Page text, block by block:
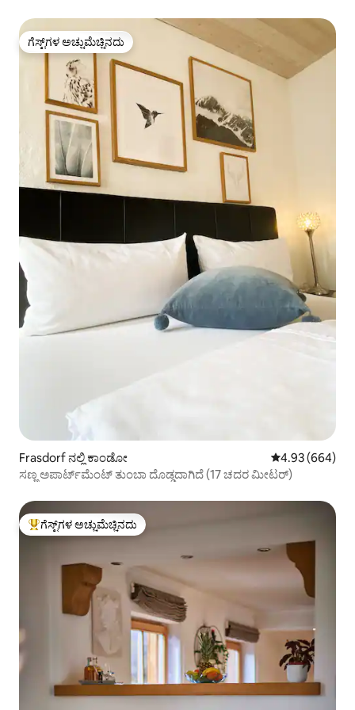
ಗೆಸ್ಟ್‌ಗಳ ಅಚ್ಚುಮೆಚ್ಚಿನದು
ಗೆಸ್ಟ್‌ಗಳ ಅಚ್ಚುಮೆಚ್ಚಿನದು
Frasdorf ನಲ್ಲಿ ಕಾಂಡೋ 5 ರಲ್ಲಿ 4.93
4.93 (664)
ಸಣ್ಣ ಅಪಾರ್ಟ್‌ಮೆಂಟ್ ತುಂಬಾ ದೊಡ್ಡದಾಗಿದೆ (17 ಚದರ ಮೀಟರ್)
ಗೆಸ್ಟ್‌ಗಳಿಗೆ ಅತಿ ಹೆಚ್ಚು ಅಚ್ಚುಮೆಚ್ಚಿನದು
ಗೆಸ್ಟ್‌ಗಳ ಅಚ್ಚುಮೆಚ್ಚಿನದು